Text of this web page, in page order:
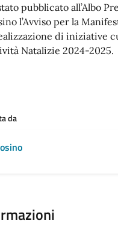
pubblicato all’Albo
l’Avviso per la
di iniziative
Natalizie 2024-2025.
da